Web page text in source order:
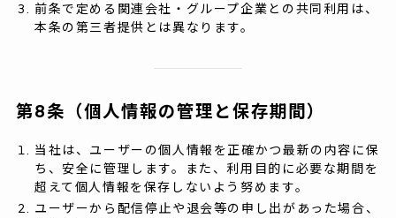
前条で定める関連会社・グループ企業との共同利用は、
本条の第三者提供とは異なります。
第8条（個人情報の管理と保存期間）
当社は、ユーザーの個人情報を正確かつ最新の内容に保
ち、安全に管理します。また、利用目的に必要な期間を
超えて個人情報を保存しないよう努めます。
ユーザーから配信停止や退会等の申し出があった場合、